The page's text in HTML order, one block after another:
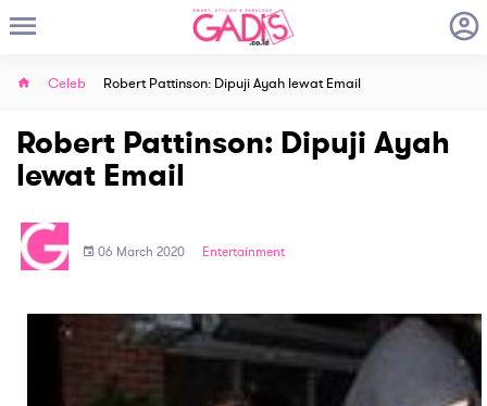
Celeb Robert Pattinson: Dipuji Ayah lewat Email
Robert Pattinson: Dipuji Ayah
lewat Email
06 March 2020 Entertainment